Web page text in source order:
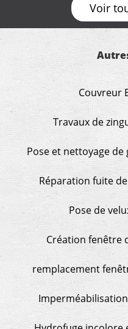
Voir
Couvreur
Travaux de
Pose et nettoyage
Réparation fuite
Pose de
Création fenêtre
remplacement